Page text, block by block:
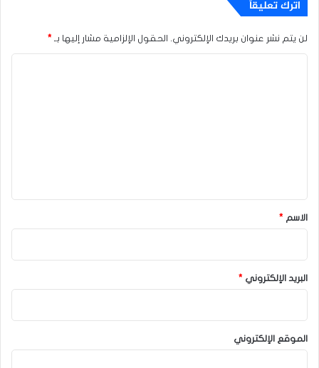
اترك تعليقاً
لن يتم نشر عنوان بريدك الإلكتروني. الحقول الإلزامية مشار إليها بـ *
*
الاسم *
البريد الإلكتروني *
الموقع الإلكتروني